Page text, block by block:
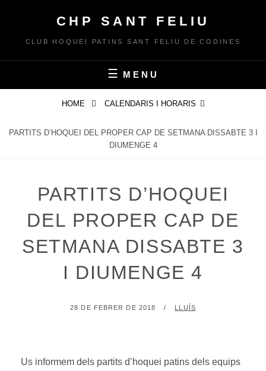
content
CHP SANT FELIU
CLUB HOQUEI PATINS SANT FELIU DE CODINES
MENU
HOME CALENDARIS I HORARIS
PARTITS D’HOQUEI DEL PROPER CAP DE SETMANA DISSABTE 3 I
DIUMENGE 4
PARTITS D’HOQUEI
DEL PROPER CAP DE
SETMANA DISSABTE 3
I DIUMENGE 4
POSTED
28 DE FEBRER DE 2018 BY
LLUÍS
Us informem dels partits d’hoquei patins dels equips